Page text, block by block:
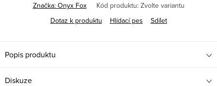
Značka: Onyx Fox Kód produktu: Zvolte variantu
Dotaz k produktu
Hlídací pes Sdílet
Popis produktu
Diskuze